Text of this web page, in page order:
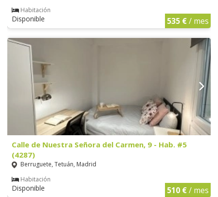
Habitación
Disponible 535 €/ mes
Calle de Nuestra Señora del Carmen, 9 - Hab. #5
(4287)
Berruguete, Tetuán, Madrid
Habitación
Disponible 510 €/ mes